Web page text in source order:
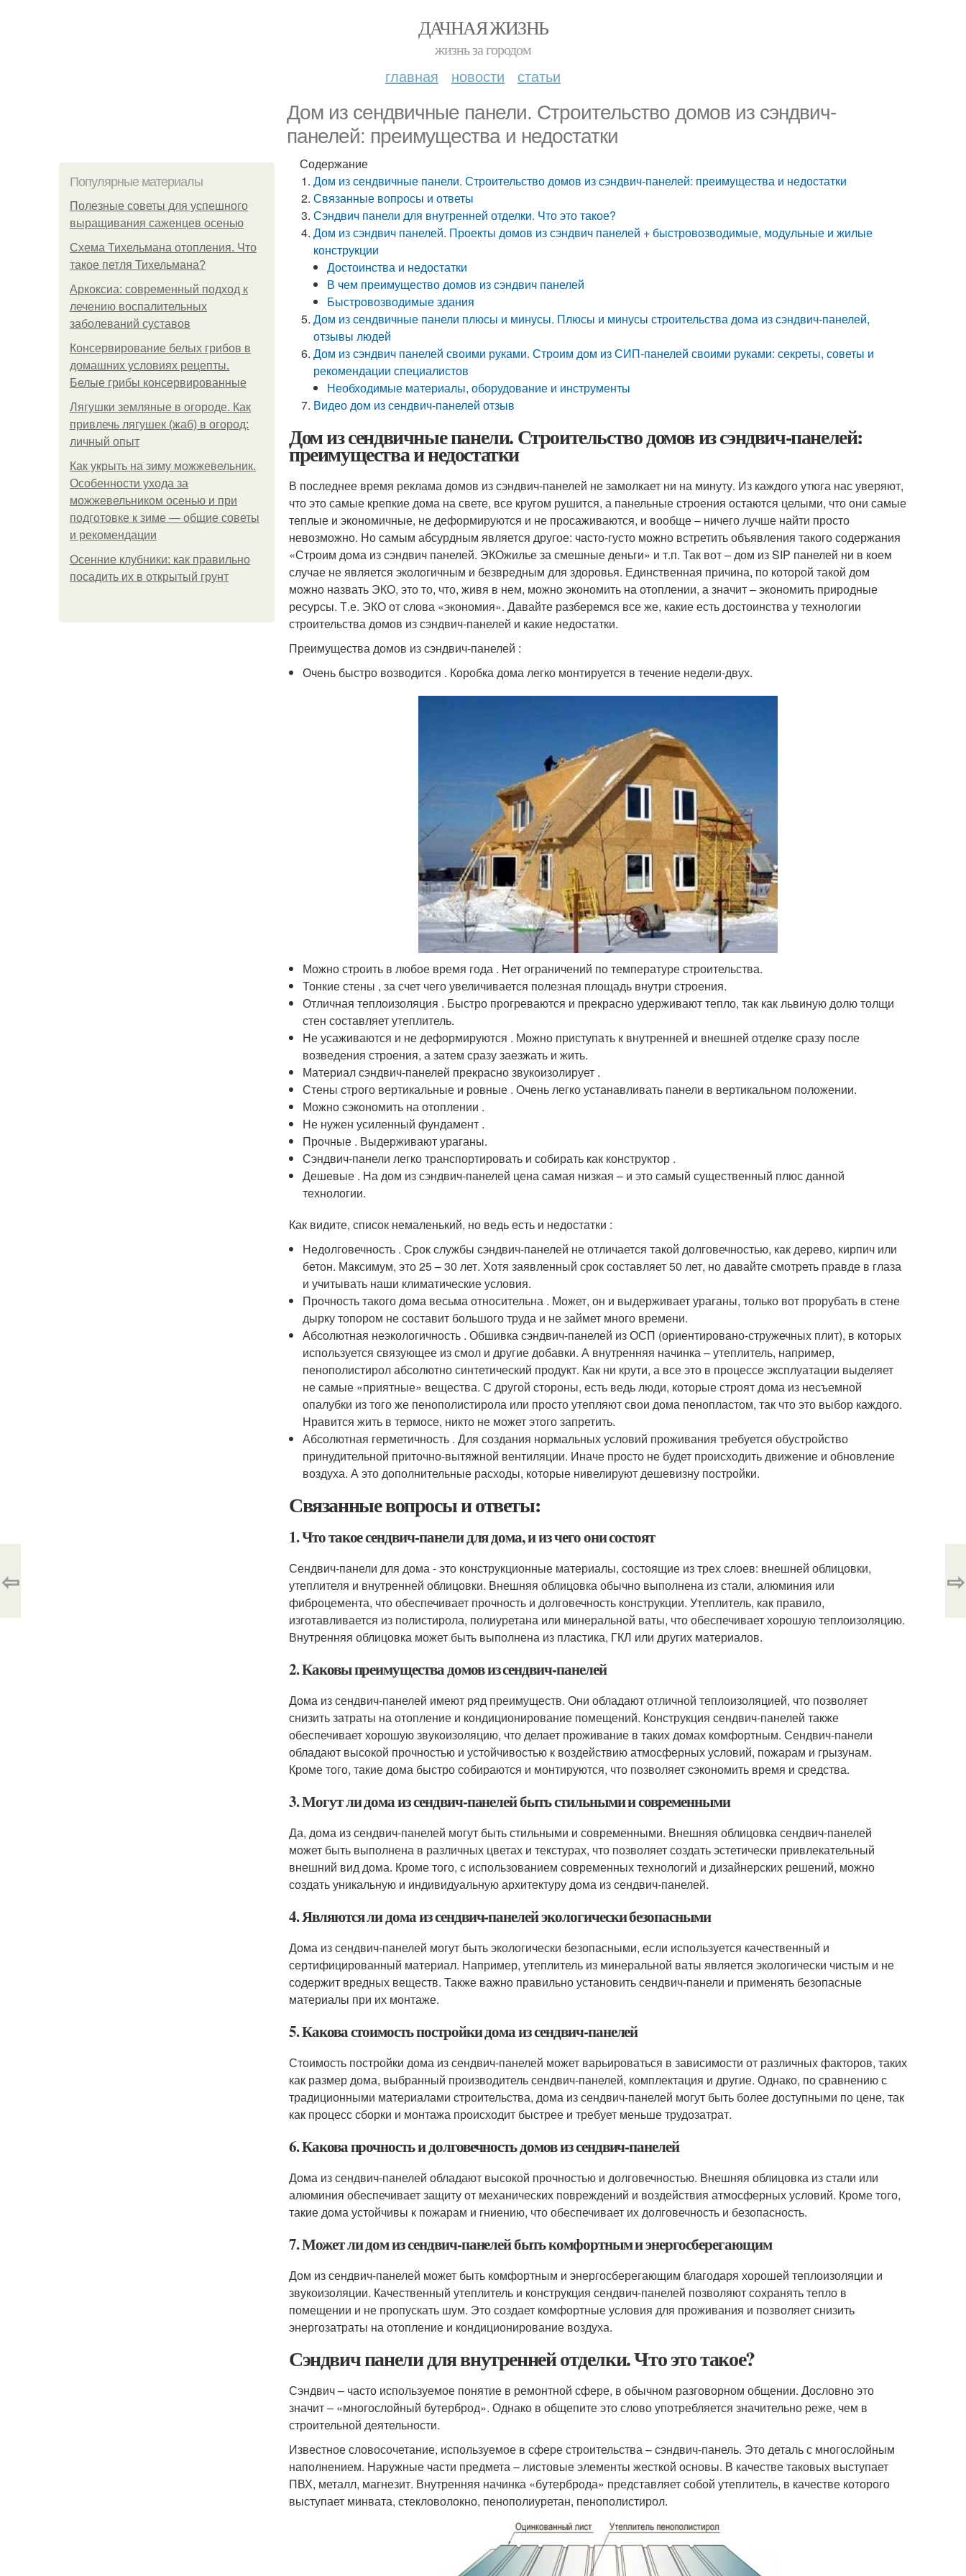
ДАЧНАЯ ЖИЗНЬ
жизнь за городом
главная новости статьи
Дом из сендвичные панели. Строительство домов из сэндвич-
панелей: преимущества и недостатки
Популярные материалы
Полезные советы для успешного
выращивания саженцев осенью
Схема Тихельмана отопления. Что
такое петля Тихельмана?
Аркоксиа: современный подход к
лечению воспалительных
заболеваний суставов
Консервирование белых грибов в
домашних условиях рецепты.
Белые грибы консервированные
Лягушки земляные в огороде. Как
привлечь лягушек (жаб) в огород:
личный опыт
Как укрыть на зиму можжевельник.
Особенности ухода за
можжевельником осенью и при
подготовке к зиме — общие советы
и рекомендации
Осенние клубники: как правильно
посадить их в открытый грунт
Содержание
Дом из сендвичные панели. Строительство домов из сэндвич-панелей: преимущества и недостатки
Связанные вопросы и ответы
Сэндвич панели для внутренней отделки. Что это такое?
Дом из сэндвич панелей. Проекты домов из сэндвич панелей + быстровозводимые, модульные и жилые
конструкции
Достоинства и недостатки
В чем преимущество домов из сэндвич панелей
Быстровозводимые здания
Дом из сендвичные панели плюсы и минусы. Плюсы и минусы строительства дома из сэндвич-панелей,
отзывы людей
Дом из сэндвич панелей своими руками. Строим дом из СИП-панелей своими руками: секреты, советы и
рекомендации специалистов
Необходимые материалы, оборудование и инструменты
Видео дом из сендвич-панелей отзыв
Дом из сендвичные панели. Строительство домов из сэндвич-панелей:
преимущества и недостатки
В последнее время реклама домов из сэндвич-панелей не замолкает ни на минуту. Из каждого утюга нас уверяют,
что это самые крепкие дома на свете, все кругом рушится, а панельные строения остаются целыми, что они самые
теплые и экономичные, не деформируются и не просаживаются, и вообще – ничего лучше найти просто
невозможно. Но самым абсурдным является другое: часто-густо можно встретить объявления такого содержания
«Строим дома из сэндвич панелей. ЭКОжилье за смешные деньги» и т.п. Так вот – дом из SIP панелей ни в коем
случае не является экологичным и безвредным для здоровья. Единственная причина, по которой такой дом
можно назвать ЭКО, это то, что, живя в нем, можно экономить на отоплении, а значит – экономить природные
ресурсы. Т.е. ЭКО от слова «экономия». Давайте разберемся все же, какие есть достоинства у технологии
строительства домов из сэндвич-панелей и какие недостатки.
Преимущества домов из сэндвич-панелей :
Очень быстро возводится . Коробка дома легко монтируется в течение недели-двух.
Можно строить в любое время года . Нет ограничений по температуре строительства.
Тонкие стены , за счет чего увеличивается полезная площадь внутри строения.
Отличная теплоизоляция . Быстро прогреваются и прекрасно удерживают тепло, так как львиную долю толщи
стен составляет утеплитель.
Не усаживаются и не деформируются . Можно приступать к внутренней и внешней отделке сразу после
возведения строения, а затем сразу заезжать и жить.
Материал сэндвич-панелей прекрасно звукоизолирует .
Стены строго вертикальные и ровные . Очень легко устанавливать панели в вертикальном положении.
Можно сэкономить на отоплении .
Не нужен усиленный фундамент .
Прочные . Выдерживают ураганы.
Сэндвич-панели легко транспортировать и собирать как конструктор .
Дешевые . На дом из сэндвич-панелей цена самая низкая – и это самый существенный плюс данной
технологии.
Как видите, список немаленький, но ведь есть и недостатки :
Недолговечность . Срок службы сэндвич-панелей не отличается такой долговечностью, как дерево, кирпич или
бетон. Максимум, это 25 – 30 лет. Хотя заявленный срок составляет 50 лет, но давайте смотреть правде в глаза
и учитывать наши климатические условия.
Прочность такого дома весьма относительна . Может, он и выдерживает ураганы, только вот прорубать в стене
дырку топором не составит большого труда и не займет много времени.
Абсолютная неэкологичность . Обшивка сэндвич-панелей из ОСП (ориентировано-стружечных плит), в которых
используется связующее из смол и другие добавки. А внутренняя начинка – утеплитель, например,
пенополистирол абсолютно синтетический продукт. Как ни крути, а все это в процессе эксплуатации выделяет
не самые «приятные» вещества. С другой стороны, есть ведь люди, которые строят дома из несъемной
опалубки из того же пенополистирола или просто утепляют свои дома пенопластом, так что это выбор каждого.
Нравится жить в термосе, никто не может этого запретить.
Абсолютная герметичность . Для создания нормальных условий проживания требуется обустройство
принудительной приточно-вытяжной вентиляции. Иначе просто не будет происходить движение и обновление
воздуха. А это дополнительные расходы, которые нивелируют дешевизну постройки.
Связанные вопросы и ответы:
1. Что такое сендвич-панели для дома, и из чего они состоят
Сендвич-панели для дома - это конструкционные материалы, состоящие из трех слоев: внешней облицовки,
утеплителя и внутренней облицовки. Внешняя облицовка обычно выполнена из стали, алюминия или
фиброцемента, что обеспечивает прочность и долговечность конструкции. Утеплитель, как правило,
изготавливается из полистирола, полиуретана или минеральной ваты, что обеспечивает хорошую теплоизоляцию.
Внутренняя облицовка может быть выполнена из пластика, ГКЛ или других материалов.
2. Каковы преимущества домов из сендвич-панелей
Дома из сендвич-панелей имеют ряд преимуществ. Они обладают отличной теплоизоляцией, что позволяет
снизить затраты на отопление и кондиционирование помещений. Конструкция сендвич-панелей также
обеспечивает хорошую звукоизоляцию, что делает проживание в таких домах комфортным. Сендвич-панели
обладают высокой прочностью и устойчивостью к воздействию атмосферных условий, пожарам и грызунам.
Кроме того, такие дома быстро собираются и монтируются, что позволяет сэкономить время и средства.
3. Могут ли дома из сендвич-панелей быть стильными и современными
Да, дома из сендвич-панелей могут быть стильными и современными. Внешняя облицовка сендвич-панелей
может быть выполнена в различных цветах и текстурах, что позволяет создать эстетически привлекательный
внешний вид дома. Кроме того, с использованием современных технологий и дизайнерских решений, можно
создать уникальную и индивидуальную архитектуру дома из сендвич-панелей.
4. Являются ли дома из сендвич-панелей экологически безопасными
Дома из сендвич-панелей могут быть экологически безопасными, если используется качественный и
сертифицированный материал. Например, утеплитель из минеральной ваты является экологически чистым и не
содержит вредных веществ. Также важно правильно установить сендвич-панели и применять безопасные
материалы при их монтаже.
5. Какова стоимость постройки дома из сендвич-панелей
Стоимость постройки дома из сендвич-панелей может варьироваться в зависимости от различных факторов, таких
как размер дома, выбранный производитель сендвич-панелей, комплектация и другие. Однако, по сравнению с
традиционными материалами строительства, дома из сендвич-панелей могут быть более доступными по цене, так
как процесс сборки и монтажа происходит быстрее и требует меньше трудозатрат.
6. Какова прочность и долговечность домов из сендвич-панелей
Дома из сендвич-панелей обладают высокой прочностью и долговечностью. Внешняя облицовка из стали или
алюминия обеспечивает защиту от механических повреждений и воздействия атмосферных условий. Кроме того,
такие дома устойчивы к пожарам и гниению, что обеспечивает их долговечность и безопасность.
7. Может ли дом из сендвич-панелей быть комфортным и энергосберегающим
Дом из сендвич-панелей может быть комфортным и энергосберегающим благодаря хорошей теплоизоляции и
звукоизоляции. Качественный утеплитель и конструкция сендвич-панелей позволяют сохранять тепло в
помещении и не пропускать шум. Это создает комфортные условия для проживания и позволяет снизить
энергозатраты на отопление и кондиционирование воздуха.
Сэндвич панели для внутренней отделки. Что это такое?
Сэндвич – часто используемое понятие в ремонтной сфере, в обычном разговорном общении. Дословно это
значит – «многослойный бутерброд». Однако в общепите это слово употребляется значительно реже, чем в
строительной деятельности.
Известное словосочетание, используемое в сфере строительства – сэндвич-панель. Это деталь с многослойным
наполнением. Наружные части предмета – листовые элементы жесткой основы. В качестве таковых выступает
ПВХ, металл, магнезит. Внутренняя начинка «бутерброда» представляет собой утеплитель, в качестве которого
выступает минвата, стекловолокно, пенополиуретан, пенополистирол.
⇦ ⇨